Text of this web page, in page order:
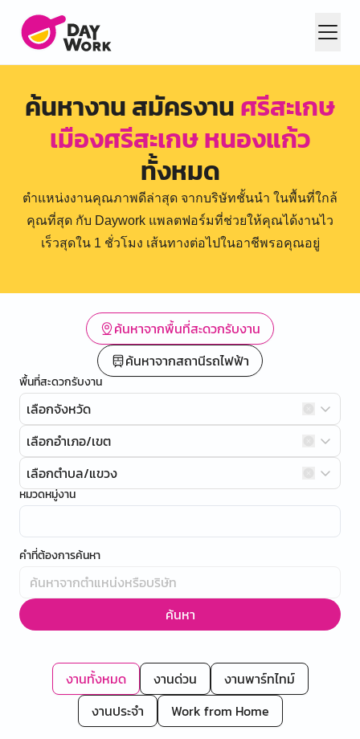
ค้นหางาน สมัครงานศรีสะเกษ
เมืองศรีสะเกษ หนองแก้ว
ทั้งหมด
ตำแหน่งงานคุณภาพดีล่าสุด จากบริษัทชั้นนำ ในพื้นที่ใกล้
คุณที่สุด กับ Daywork แพลตฟอร์มที่ช่วยให้คุณได้งานไว
เร็วสุดใน 1 ชั่วโมง เส้นทางต่อไปในอาชีพรอคุณอยู่
ค้นหาจากพื้นที่สะดวกรับงาน
ค้นหาจากสถานีรถไฟฟ้า
พื้นที่สะดวกรับงาน
เลือกจังหวัด
เลือกอำเภอ/เขต
เลือกตำบล/แขวง
หมวดหมู่งาน
คำที่ต้องการค้นหา
ค้นหา
งานทั้งหมด งานด่วน
งานพาร์ทไทม์
งานประจำ
Work from Home